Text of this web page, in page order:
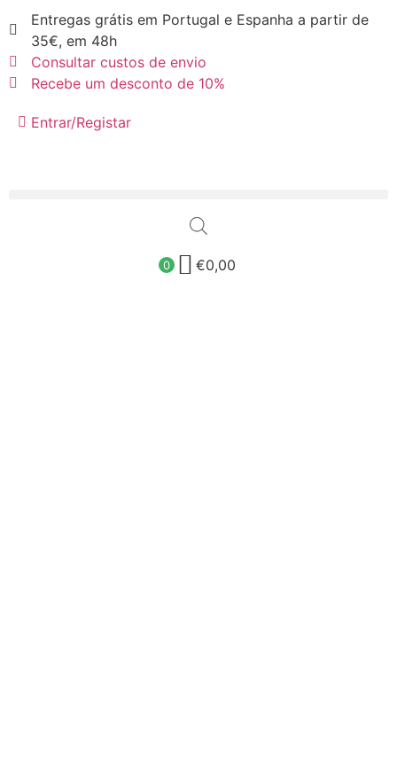
Entregas grátis em Portugal e Espanha a partir de
35€, em 48h
Consultar custos de envio
Recebe um desconto de 10%
Entrar/Registar
0 €0,00